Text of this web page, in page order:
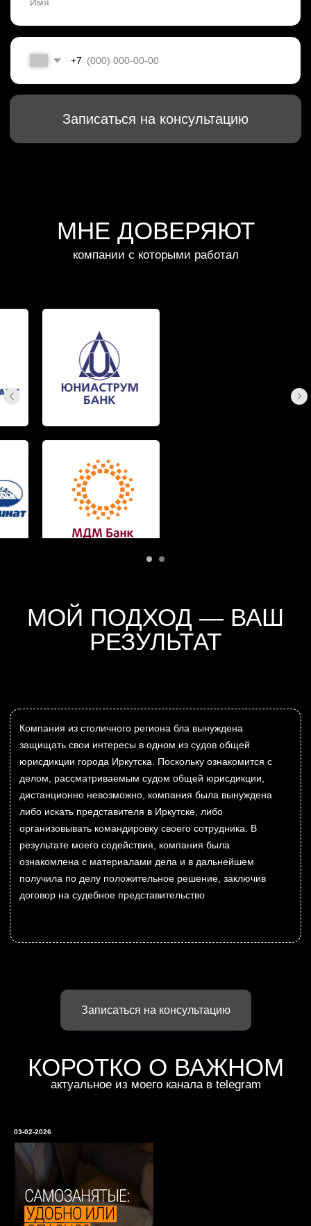
Записаться на консультацию
оформлении.
Важно, чтобы не было признаков трудовых отношений: нужен договор,
оплата за результат и обязательные чеки.
Иначе при проверке сотрудничество могут переквалифицировать со
Если есть сомнения, то лучше разобраться заранее.
ИНН 381909726150
разработка сайта
Согласие на рекламные рассылки